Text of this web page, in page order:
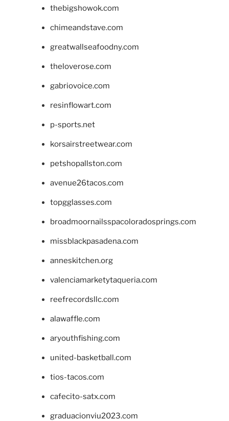
thebigshowok.com
chimeandstave.com
greatwallseafoodny.com
theloverose.com
gabriovoice.com
resinflowart.com
p-sports.net
korsairstreetwear.com
petshopallston.com
avenue26tacos.com
topgglasses.com
broadmoornailsspacoloradosprings.com
missblackpasadena.com
anneskitchen.org
valenciamarketytaqueria.com
reefrecordsllc.com
alawaffle.com
aryouthfishing.com
united-basketball.com
tios-tacos.com
cafecito-satx.com
graduacionviu2023.com